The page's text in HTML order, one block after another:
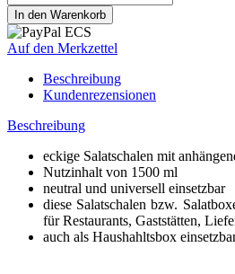
Auf den Merkzettel
Beschreibung
Kundenrezensionen
Beschreibung
eckige Salatschalen mit
Nutzinhalt von 1500 ml
neutral und universell einsetzbar
diese Salatschalen bzw.
für Restaurants, Gaststätten,
auch als Haushahltsbox